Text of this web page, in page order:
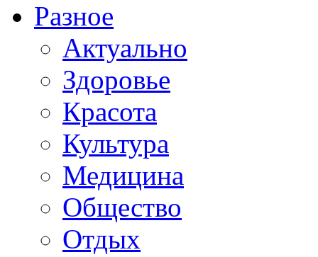
Разное
Актуально
Здоровье
Красота
Культура
Медицина
Общество
Отдых